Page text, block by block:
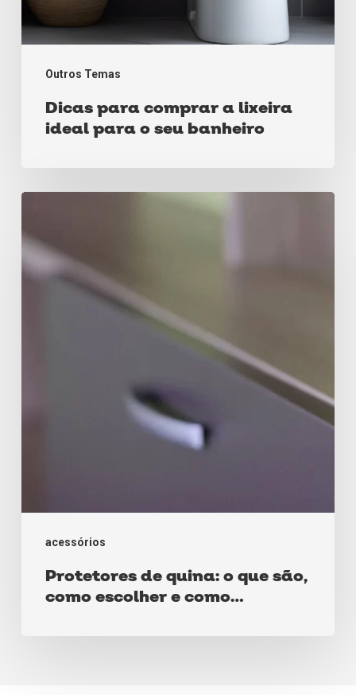
Outros Temas
Dicas para comprar a lixeira
ideal para o seu banheiro
acessórios
quina:
Protetores de quina: o que são,
como escolher e como